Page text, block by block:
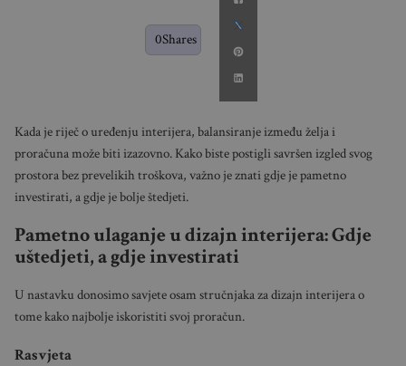
0Shares
Kada je riječ o uređenju interijera, balansiranje između želja i
proračuna može biti izazovno. Kako biste postigli savršen izgled svog
prostora bez prevelikih troškova, važno je znati gdje je pametno
investirati, a gdje je bolje štedjeti.
Pametno ulaganje u dizajn interijera: Gdje
uštedjeti, a gdje investirati
U nastavku donosimo savjete osam stručnjaka za dizajn interijera o
tome kako najbolje iskoristiti svoj proračun.
Rasvjeta